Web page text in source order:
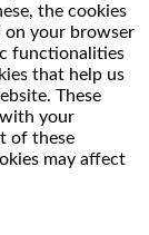
the cookies
on your browser
functionalities
that help us
These
your
of these
may affect